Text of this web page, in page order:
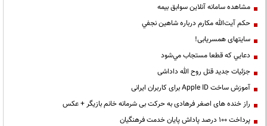
مشاهده سامانه آنلاين سوابق بیمه
حكم آيت‌الله مكارم درباره شاهين نجفي
سایتهای همسریابی!
دعايي كه قطعا مستجاب مي‌شود
جزئیات جدید قتل روح الله داداشی
آموزش ساخت Apple ID برای کاربران ایرانی
راز خنده های اصغر فرهادی به حرکت بی شرمانه خانم بازیگر + عکس
پرداخت ۱۰۰ درصد پاداش پایان خدمت فرهنگیان